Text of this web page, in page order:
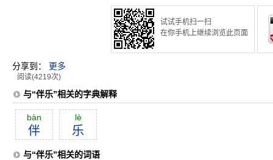
试试手机扫一扫
在你手机上继续浏览此页面
分享到： 更多
阅读(4219次)
与“伴乐”相关的字典解释
bàn
伴
lè
乐
与“伴乐”相关的词语